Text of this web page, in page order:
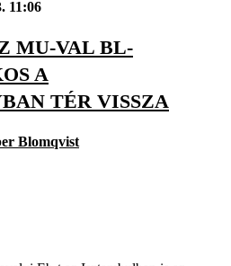
11:06
MU-VAL BL-
A
TÉR VISSZA
Blomqvist